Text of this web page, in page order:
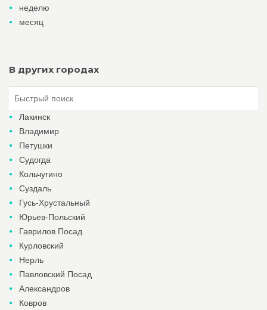
неделю
месяц
В других городах
Лакинск
Владимир
Петушки
Судогда
Кольчугино
Суздаль
Гусь-Хрустальный
Юрьев-Польский
Гаврилов Посад
Курловский
Нерль
Павловский Посад
Александров
Ковров